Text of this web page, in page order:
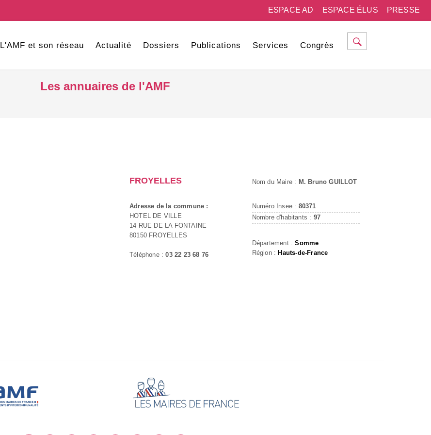
PRESSE
ESPACE ÉLUS
ESPACE AD
L'AMF et son réseau Actualité Dossiers Publications Services Congrès
Les annuaires de l'AMF
FROYELLES
Adresse de la commune :
HOTEL DE VILLE
14 RUE DE LA FONTAINE
80150 FROYELLES
Téléphone :03 22 23 68 76
Nom du Maire : M. Bruno GUILLOT
Numéro Insee : 80371
Nombre d'habitants : 97
Département :Somme
Région : Hauts-de-France